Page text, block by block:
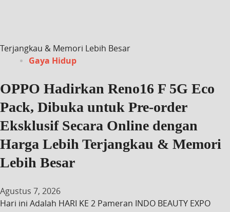
Terjangkau & Memori Lebih Besar
Gaya Hidup
OPPO Hadirkan Reno16 F 5G Eco
Pack, Dibuka untuk Pre-order
Eksklusif Secara Online dengan
Harga Lebih Terjangkau & Memori
Lebih Besar
Agustus 7, 2026
Hari ini Adalah HARI KE 2 Pameran INDO BEAUTY EXPO